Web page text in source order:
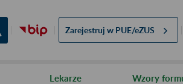
Zarejestruj w PUE/eZUS
Lekarze Wzory